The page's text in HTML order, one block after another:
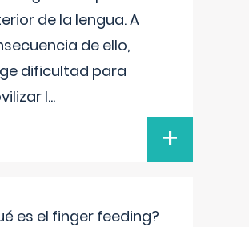
de la lengua. A
de ello,
dificultad para
l...
+
es el finger feeding?